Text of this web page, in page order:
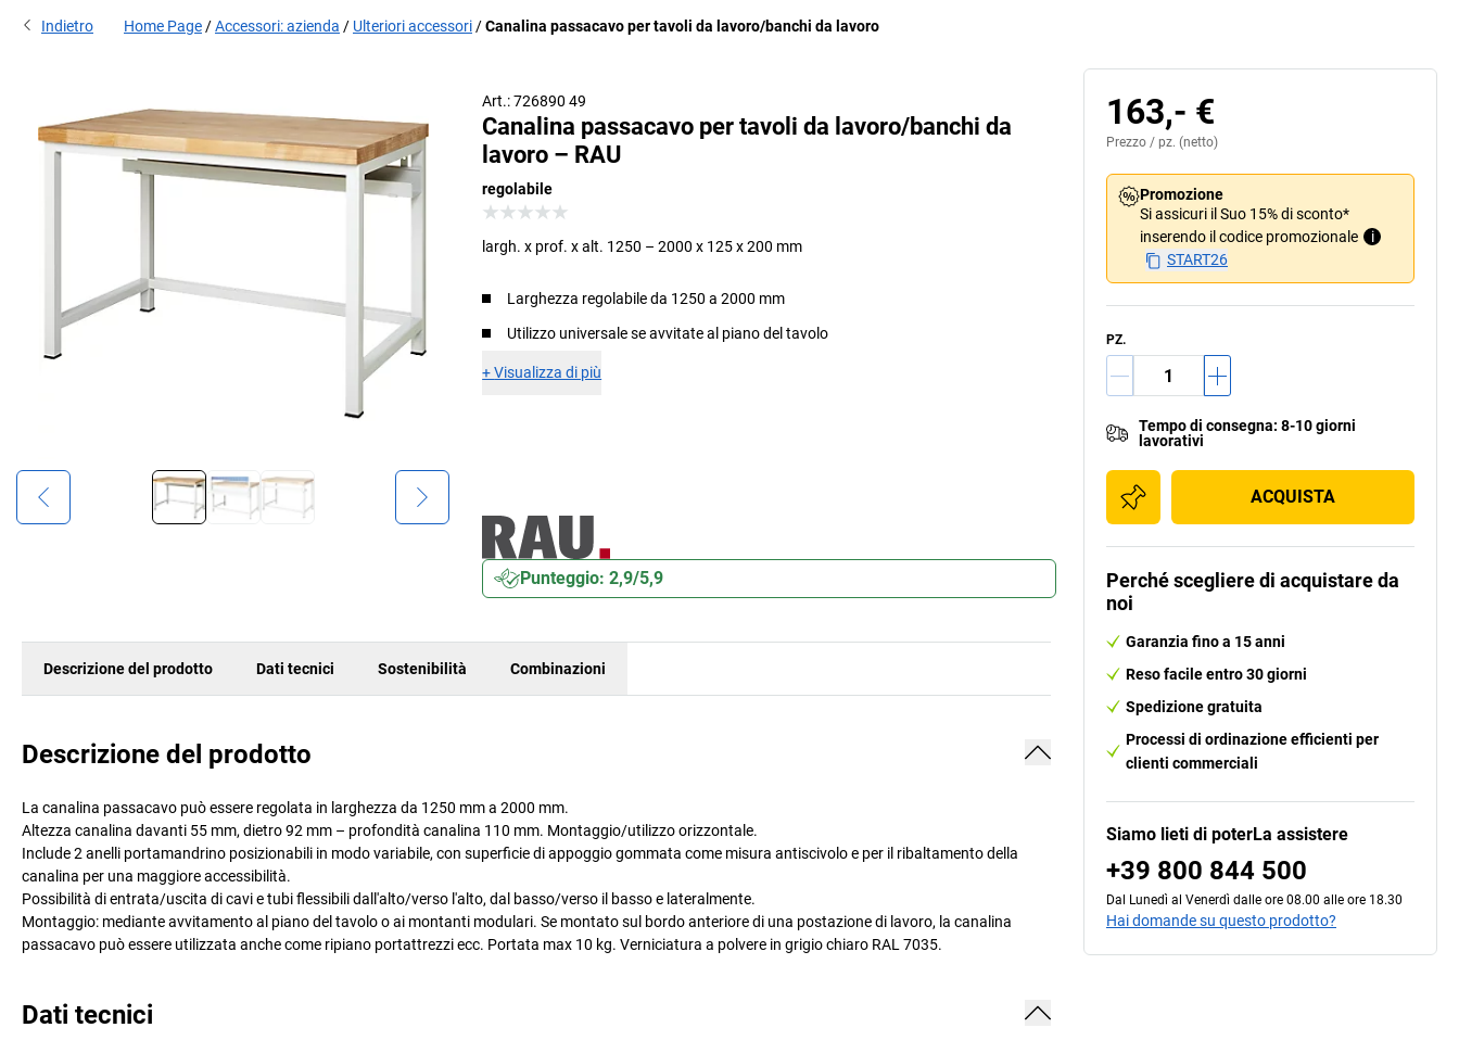
Indietro Home Page Accessori: azienda Ulteriori accessori Canalina passacavo per tavoli da lavoro/banchi da lavoro
Art.: 726890 49
Canalina passacavo per tavoli da lavoro/banchi da
lavoro – RAU
regolabile
largh. x prof. x alt. 1250 – 2000 x 125 x 200 mm
Larghezza regolabile da 1250 a 2000 mm
Utilizzo universale se avvitate al piano del tavolo
+Visualizza di più
Punteggio: 2,9/5,9
Descrizione del prodotto Dati tecnici Sostenibilità Combinazioni
Descrizione del prodotto
La canalina passacavo può essere regolata in larghezza da 1250 mm a 2000 mm.
Altezza canalina davanti 55 mm, dietro 92 mm – profondità canalina 110 mm. Montaggio/utilizzo orizzontale.
Include 2 anelli portamandrino posizionabili in modo variabile, con superficie di appoggio gommata come misura antiscivolo e per il ribaltamento della
canalina per una maggiore accessibilità.
Possibilità di entrata/uscita di cavi e tubi flessibili dall'alto/verso l'alto, dal basso/verso il basso e lateralmente.
Montaggio: mediante avvitamento al piano del tavolo o ai montanti modulari. Se montato sul bordo anteriore di una postazione di lavoro, la canalina
passacavo può essere utilizzata anche come ripiano portattrezzi ecc. Portata max 10 kg. Verniciatura a polvere in grigio chiaro RAL 7035.
Dati tecnici
163,- €
Prezzo / pz. (netto)
Promozione
Si assicuri il Suo 15% di sconto*
inserendo il codice promozionale
i
START26
PZ.
Tempo di consegna: 8-10 giorni
lavorativi
ACQUISTA
Perché scegliere di acquistare da
noi
Garanzia fino a 15 anni
Reso facile entro 30 giorni
Spedizione gratuita
Processi di ordinazione efficienti per
clienti commerciali
Siamo lieti di poterLa assistere
+39 800 844 500
Dal Lunedì al Venerdì dalle ore 08.00 alle ore 18.30
Hai domande su questo prodotto?